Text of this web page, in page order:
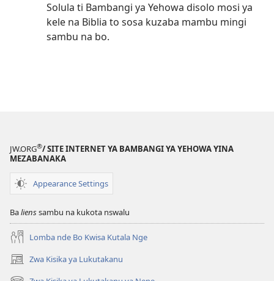
Solula ti Bambangi ya Yehowa disolo mosi ya
kele na Biblia to sosa kuzaba mambu mingi
sambu na bo.
JW.ORG®/ SITE INTERNET YA BAMBANGI YA YEHOWA YINA
MEZABANAKA
Appearance Settings
Balienssambu na kukota nswalu
Lomba nde Bo Kwisa Kutala Nge
Zwa Kisika ya Lukutakanu
(ke
kangula